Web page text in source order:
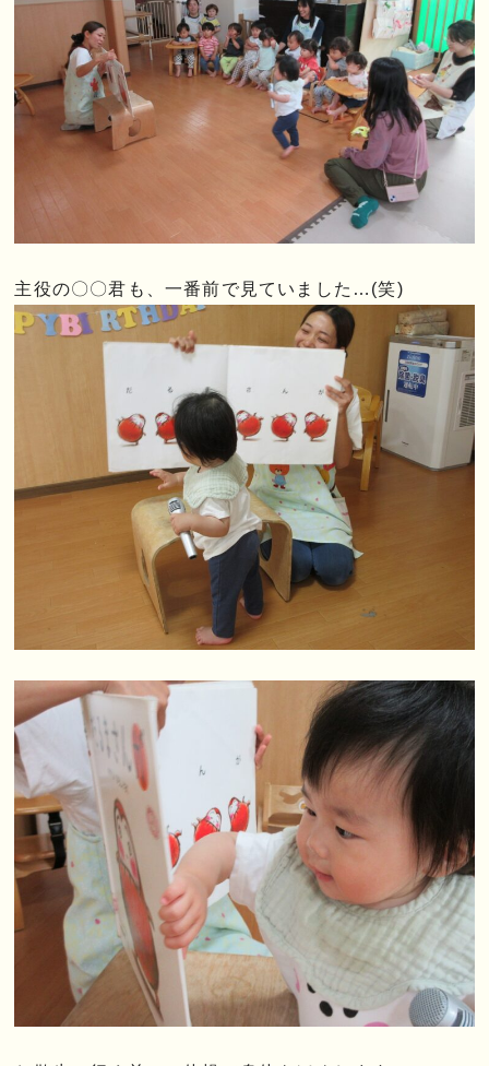
主役の〇〇君も、一番前で見ていました…(笑)